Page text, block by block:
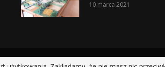
10 marca 2021
@2019 - All Right Reserved.